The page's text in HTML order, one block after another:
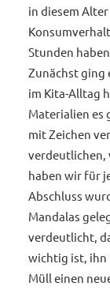
in diesem
Stunden
Zunächst ging
im Kita-Alltag
Materialien es
mit Zeichen
verdeutlichen,
haben wir für
Abschluss
Mandalas
verdeutlicht,
wichtig ist, ihn
Müll einen